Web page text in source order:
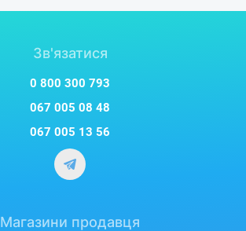
Зв'язатися
0 800 300 793
067 005 08 48
067 005 13 56
Магазини продавця